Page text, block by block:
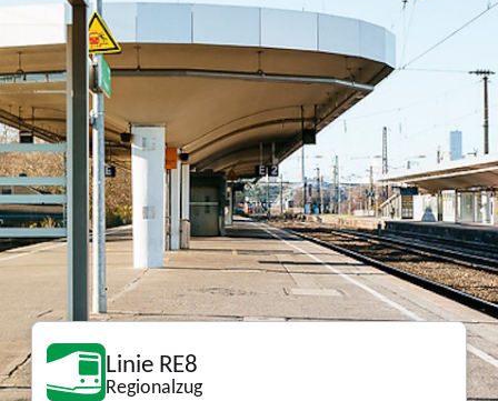
Linie RE8
Regionalzug